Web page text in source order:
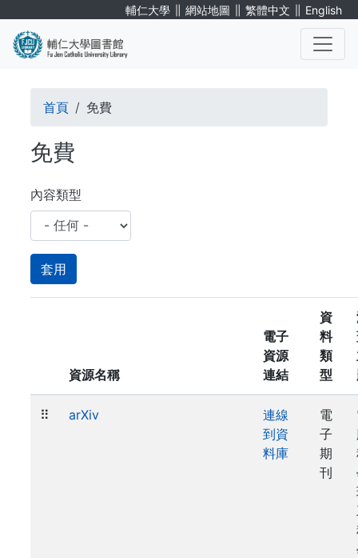
輔仁大學 ∥ 網站地圖 ∥ 繁體中文 ∥ English
導
航
連
結
首頁 免費
免費
內容類型
資源名稱
電子
資源
連結
資
料
類
型
⠿ arXiv
連線
到資
料庫
電
子
期
刊